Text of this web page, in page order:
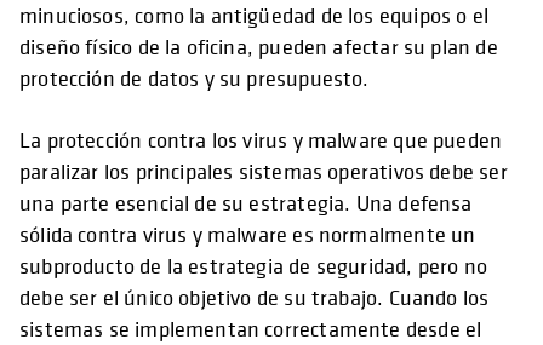
minuciosos, como la antigüedad de los equipos o el
diseño físico de la oficina, pueden afectar su plan de
protección de datos y su presupuesto.
La protección contra los virus y malware que pueden
paralizar los principales sistemas operativos debe ser
una parte esencial de su estrategia. Una defensa
sólida contra virus y malware es normalmente un
subproducto de la estrategia de seguridad, pero no
debe ser el único objetivo de su trabajo. Cuando los
sistemas se implementan correctamente desde el